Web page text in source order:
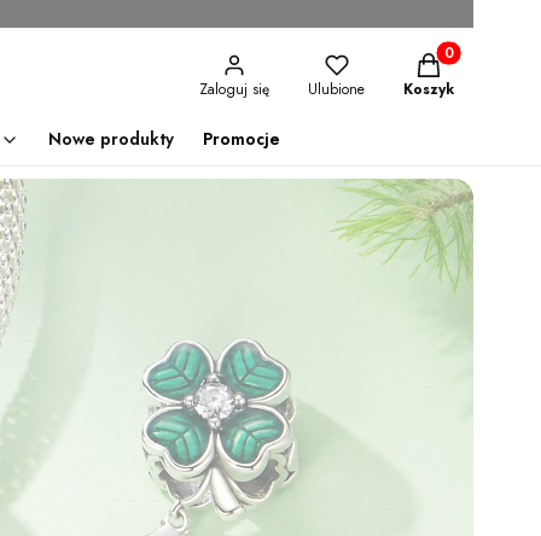
Zaloguj się Ulubione
Produkty w
Koszyk
Nowe produkty Promocje